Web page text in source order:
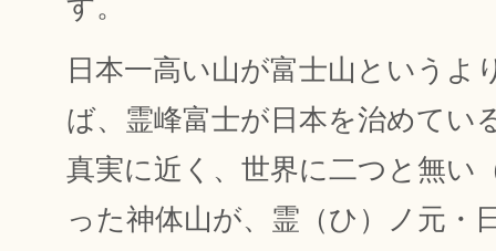
す。
日本一高い山が富士山というよ
ば、霊峰富士が日本を治めてい
真実に近く、世界に二つと無い
った神体山が、霊（ひ）ノ元・